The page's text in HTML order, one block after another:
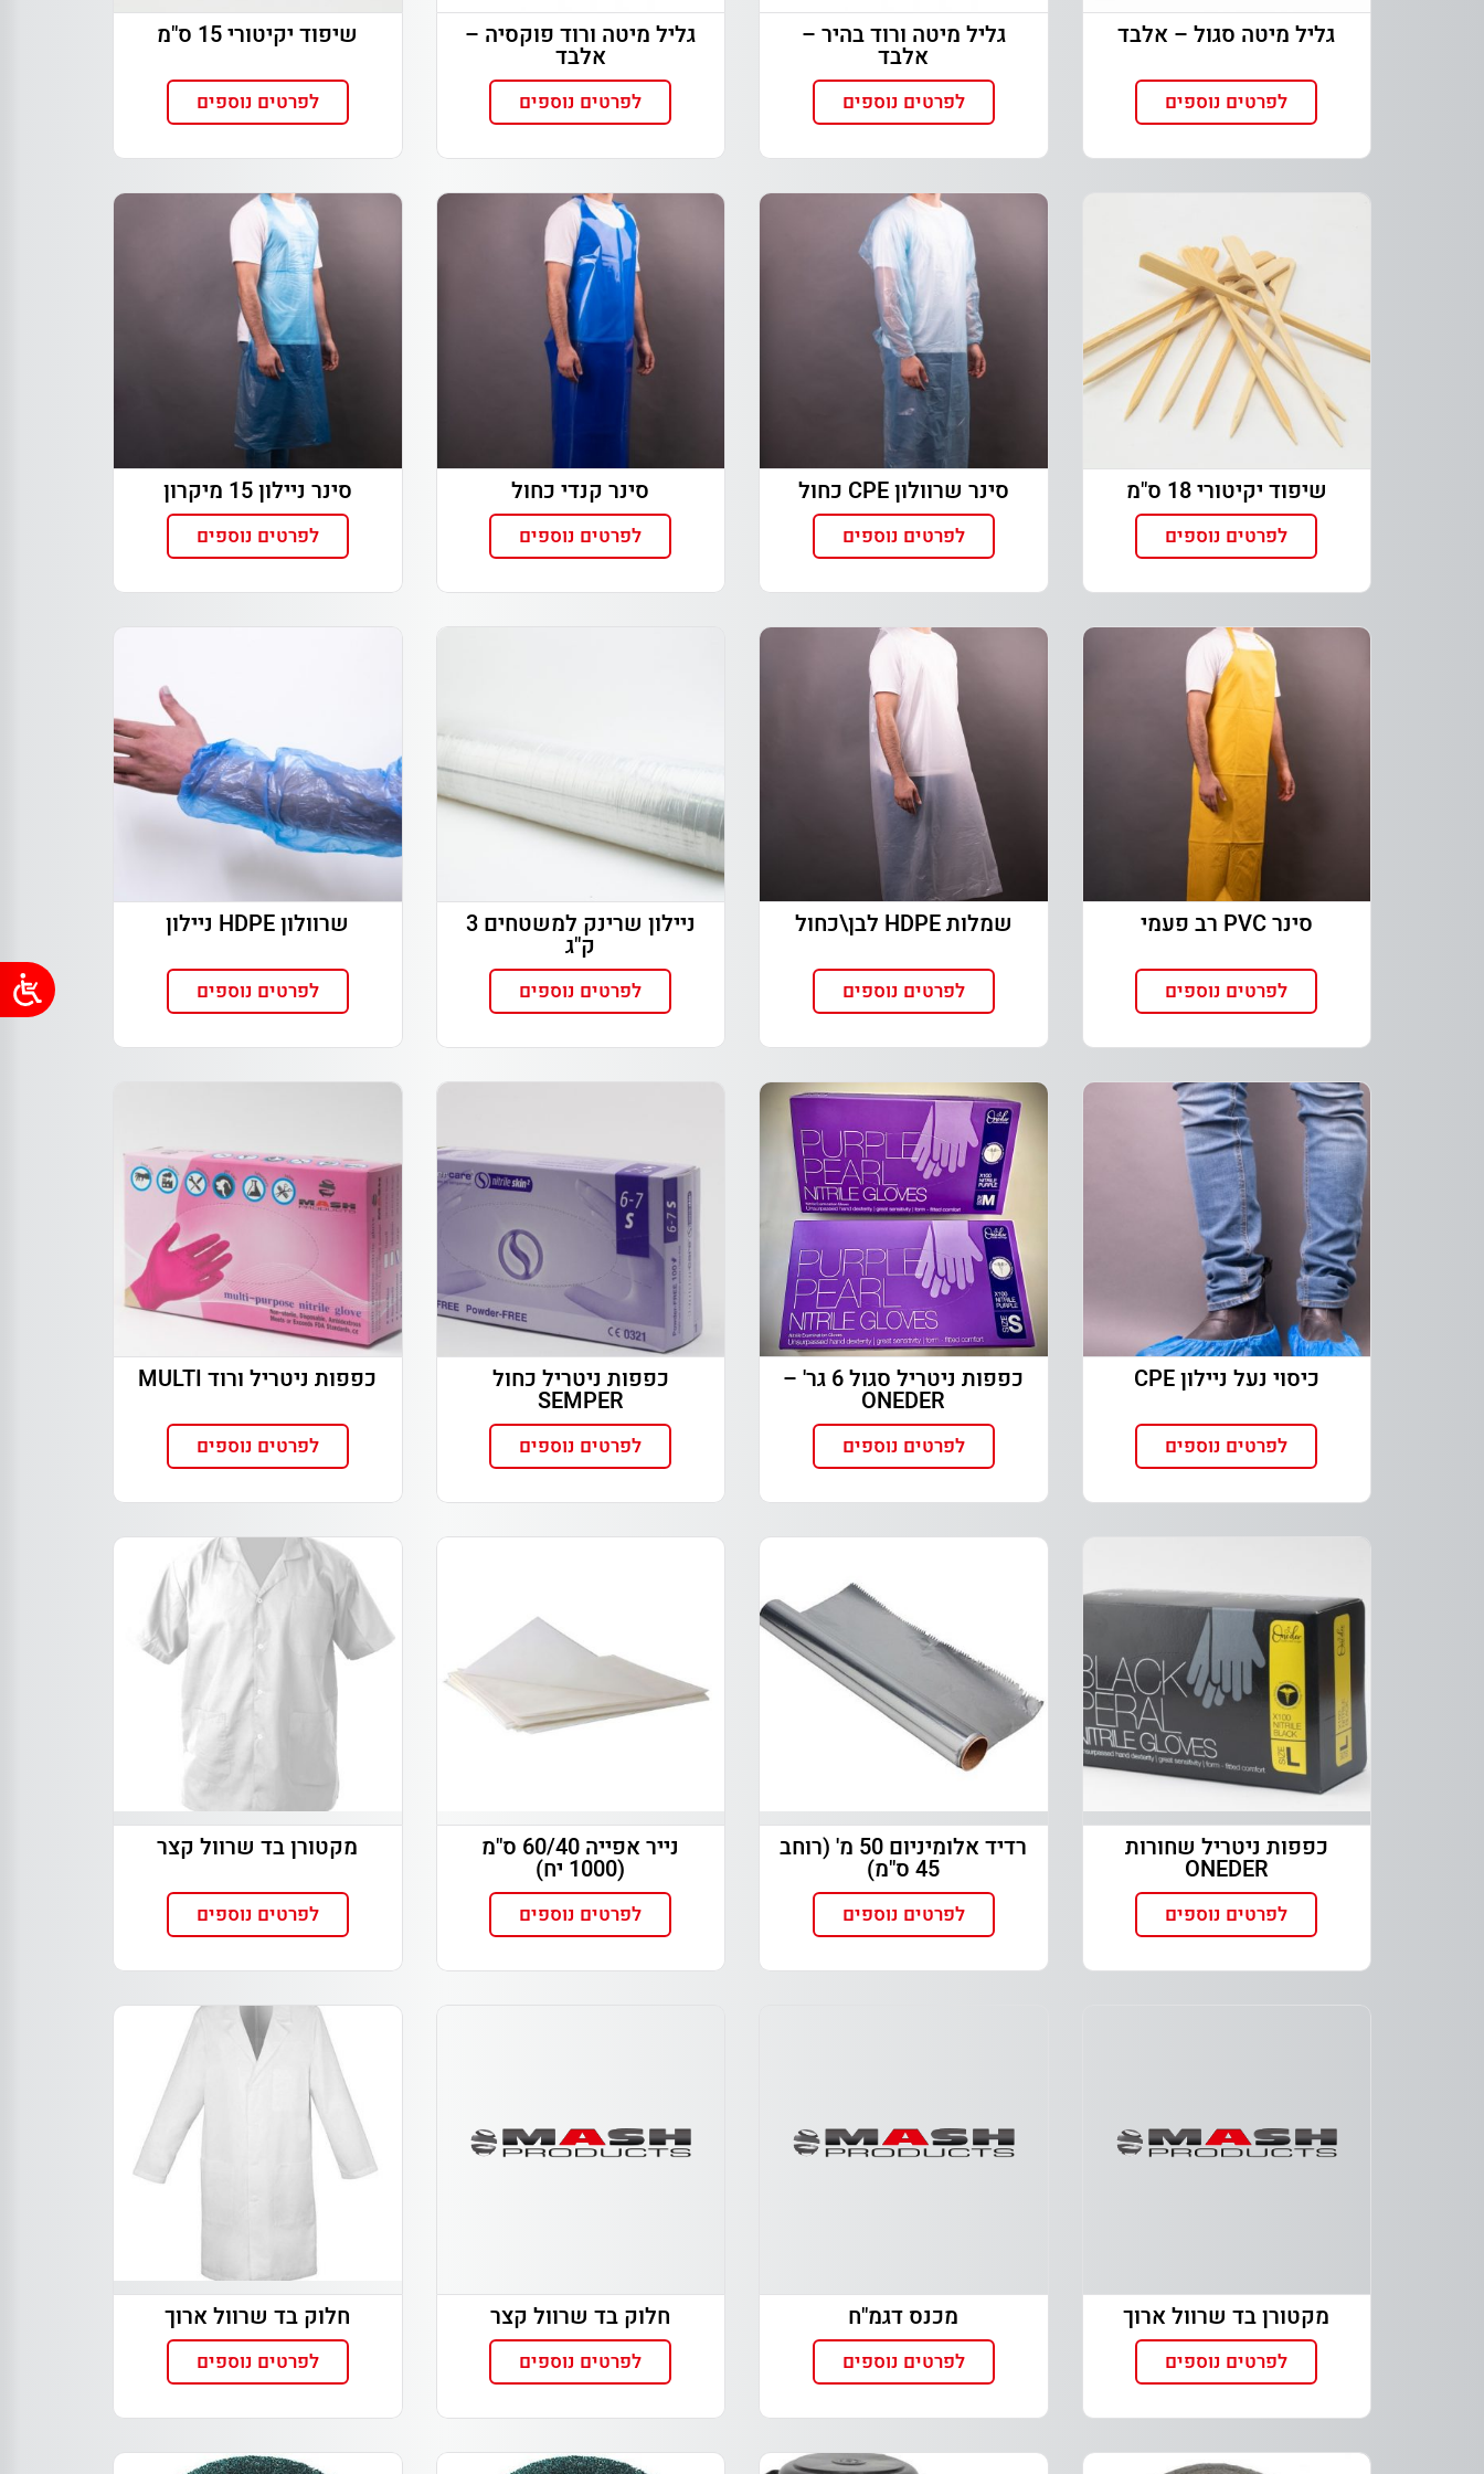
גליל מיטה סגול – אלבד
לפרטים נוספים
גליל מיטה ורוד בהיר –
אלבד
לפרטים נוספים
גליל מיטה ורוד פוקסיה –
אלבד
לפרטים נוספים
שיפוד יקיטורי 15 ס"מ
לפרטים נוספים
שיפוד יקיטורי 18 ס"מ
לפרטים נוספים
סינר שרוולון CPE כחול
לפרטים נוספים
סינר קנדי כחול
לפרטים נוספים
סינר ניילון 15 מיקרון
לפרטים נוספים
סינר PVC רב פעמי
לפרטים נוספים
שמלות HDPE לבן\כחול
לפרטים נוספים
ניילון שרינק למשטחים 3
ק"ג
לפרטים נוספים
שרוולון HDPE ניילון
לפרטים נוספים
כיסוי נעל ניילון CPE
לפרטים נוספים
כפפות ניטריל סגול 6 גר' –
ONEDER
לפרטים נוספים
כפפות ניטריל כחול
SEMPER
לפרטים נוספים
כפפות ניטריל ורוד MULTI
לפרטים נוספים
כפפות ניטריל שחורות
ONEDER
לפרטים נוספים
רדיד אלומיניום 50 מ' (רוחב
45 ס"מ)
לפרטים נוספים
נייר אפייה 60/40 ס"מ
(1000 יח)
לפרטים נוספים
מקטורן בד שרוול קצר
לפרטים נוספים
מקטורן בד שרוול ארוך
לפרטים נוספים
מכנס דגמ"ח
לפרטים נוספים
חלוק בד שרוול קצר
לפרטים נוספים
חלוק בד שרוול ארוך
לפרטים נוספים